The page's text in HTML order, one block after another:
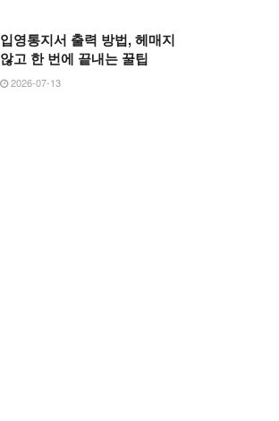
입영통지서 출력 방법, 헤매지
않고 한 번에 끝내는 꿀팁
2026-07-13